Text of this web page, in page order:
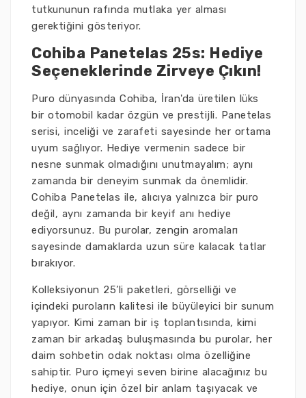
tutkununun rafında mutlaka yer alması
gerektiğini gösteriyor.
Cohiba Panetelas 25s: Hediye
Seçeneklerinde Zirveye Çıkın!
Puro dünyasında Cohiba, İran'da üretilen lüks
bir otomobil kadar özgün ve prestijli. Panetelas
serisi, inceliği ve zarafeti sayesinde her ortama
uyum sağlıyor. Hediye vermenin sadece bir
nesne sunmak olmadığını unutmayalım; aynı
zamanda bir deneyim sunmak da önemlidir.
Cohiba Panetelas ile, alıcıya yalnızca bir puro
değil, aynı zamanda bir keyif anı hediye
ediyorsunuz. Bu purolar, zengin aromaları
sayesinde damaklarda uzun süre kalacak tatlar
bırakıyor.
Kolleksiyonun 25’li paketleri, görselliği ve
içindeki puroların kalitesi ile büyüleyici bir sunum
yapıyor. Kimi zaman bir iş toplantısında, kimi
zaman bir arkadaş buluşmasında bu purolar, her
daim sohbetin odak noktası olma özelliğine
sahiptir. Puro içmeyi seven birine alacağınız bu
hediye, onun için özel bir anlam taşıyacak ve